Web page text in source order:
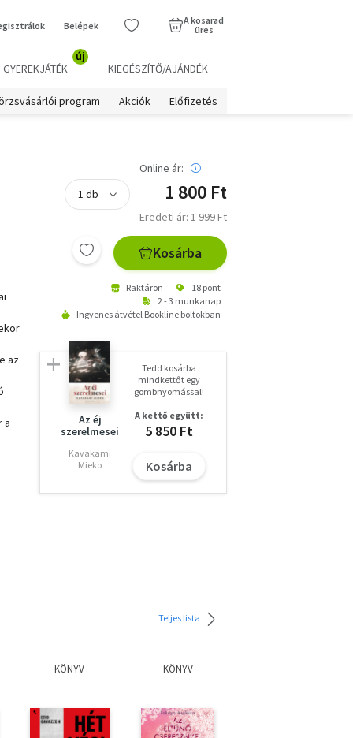
Belépek
A kosarad
üres
GYEREKJÁTÉK
új
KIEGÉSZÍTŐ/AJÁNDÉK
program Akciók Előfizetés
az
a
Online ár:
1 800 Ft
Eredeti ár: 1 999 Ft
Kosárba
Raktáron
18 pont
2 - 3 munkanap
Ingyenes átvétel Bookline boltokban
Az éj
szerelmesei
Kavakami
Mieko
Tedd kosárba
mindkettőt egy
gombnyomással!
A kettő együtt:
5 850 Ft
Kosárba
Teljes lista
KÖNYV KÖNYV